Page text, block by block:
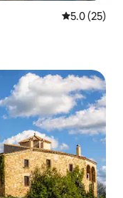
レビュー25
5.0 (25)